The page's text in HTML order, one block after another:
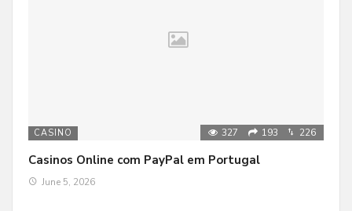
CASINO 327 193 226
Casinos Online com PayPal em Portugal
June 5, 2026